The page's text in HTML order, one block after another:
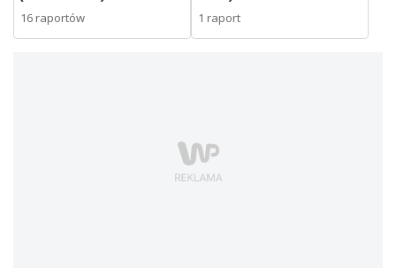
16 raportów 1 raport